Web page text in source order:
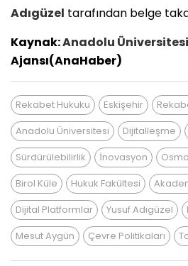
Adıgüzel tarafından belge
Kaynak:Anadolu Üniversitesi
Ajansı(AnaHaber)
Rekabet Hukuku Eskişehir
Anadolu Üniversitesi
Dijitalleşme
Sürdürülebilirlik
İnovasyon
Birol Küle
Hukuk Fakültesi
Dijital Platformlar
Yusuf Adıgüzel
Mesut Aygün
Çevre Politikaları